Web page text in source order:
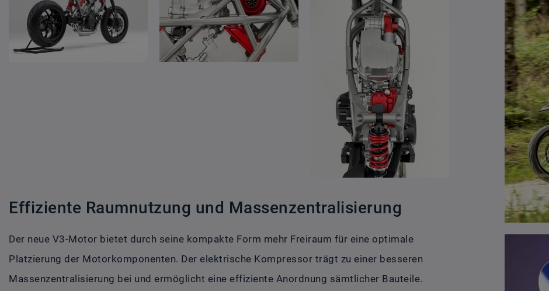
Effiziente Raumnutzung und Massenzentralisierung
Der neue V3-Motor bietet durch seine kompakte Form mehr Freiraum für eine optimale
Platzierung der Motorkomponenten. Der elektrische Kompressor trägt zu einer besseren
Massenzentralisierung bei und ermöglicht eine effiziente Anordnung sämtlicher Bauteile.